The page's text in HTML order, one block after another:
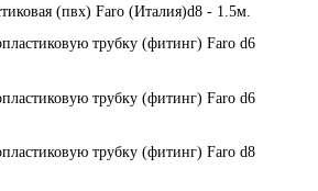
(пвх) Faro (Италия)d8 - 1.5м.
трубку (фитинг) Faro d6
трубку (фитинг) Faro d6
трубку (фитинг) Faro d8